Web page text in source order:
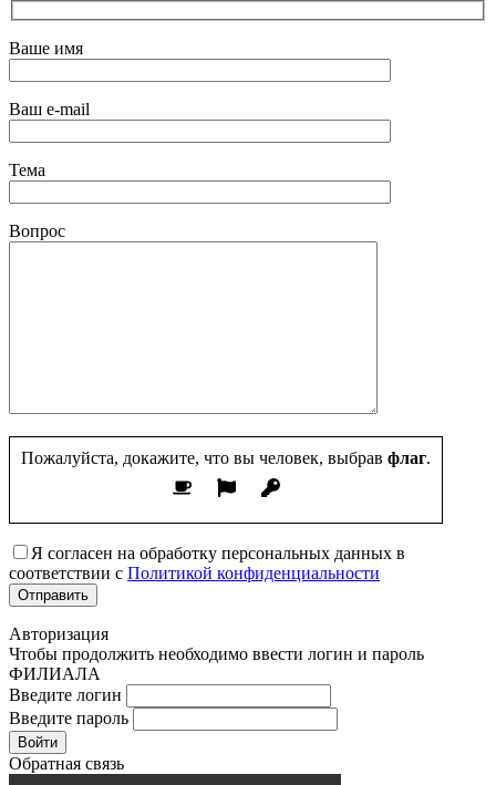
Ваше имя
Ваш e-mail
Тема
Вопрос
Пожалуйста, докажите, что вы человек, выбрав флаг.
Я согласен на обработку персональных данных в
соответствии с Политикой конфиденциальности
Авторизация
Чтобы продолжить необходимо ввести логин и пароль
ФИЛИАЛА
Введите логин
Введите пароль
Войти
Обратная связь